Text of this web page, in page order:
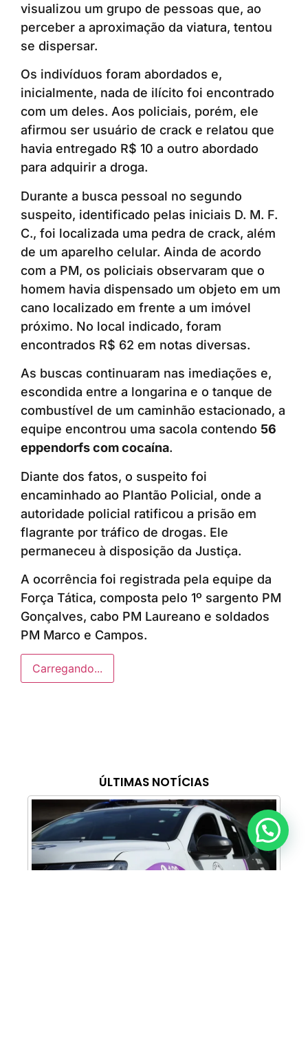
ÚLTIMAS NOTÍCIAS
visualizou um grupo de pessoas que, ao
perceber a aproximação da viatura, tentou
se dispersar.
Os indivíduos foram abordados e,
inicialmente, nada de ilícito foi encontrado
com um deles. Aos policiais, porém, ele
afirmou ser usuário de crack e relatou que
havia entregado R$ 10 a outro abordado
para adquirir a droga.
Durante a busca pessoal no segundo
suspeito, identificado pelas iniciais D. M. F.
C., foi localizada uma pedra de crack, além
de um aparelho celular. Ainda de acordo
com a PM, os policiais observaram que o
homem havia dispensado um objeto em um
cano localizado em frente a um imóvel
próximo. No local indicado, foram
encontrados R$ 62 em notas diversas.
As buscas continuaram nas imediações e,
escondida entre a longarina e o tanque de
combustível de um caminhão estacionado, a
equipe encontrou uma sacola contendo 56
eppendorfs com cocaína.
Diante dos fatos, o suspeito foi
encaminhado ao Plantão Policial, onde a
autoridade policial ratificou a prisão em
flagrante por tráfico de drogas. Ele
permaneceu à disposição da Justiça.
A ocorrência foi registrada pela equipe da
Força Tática, composta pelo 1º sargento PM
Gonçalves, cabo PM Laureano e soldados
PM Marco e Campos.
Carregando...
Anunciar ou recomendar matéria